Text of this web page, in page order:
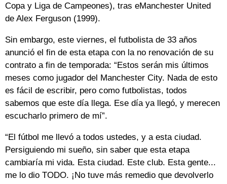
Copa y Liga de Campeones), tras eManchester United
de Alex Ferguson (1999).
Sin embargo, este viernes, el futbolista de 33 años
anunció el fin de esta etapa con la no renovación de su
contrato a fin de temporada: “Estos serán mis últimos
meses como jugador del Manchester City. Nada de esto
es fácil de escribir, pero como futbolistas, todos
sabemos que este día llega. Ese día ya llegó, y merecen
escucharlo primero de mí”.
“El fútbol me llevó a todos ustedes, y a esta ciudad.
Persiguiendo mi sueño, sin saber que esta etapa
cambiaría mi vida. Esta ciudad. Este club. Esta gente...
me lo dio TODO. ¡No tuve más remedio que devolverlo